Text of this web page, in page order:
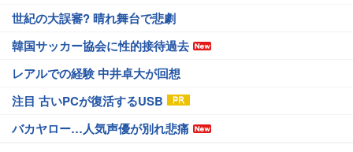
世紀の大誤審? 晴れ舞台で悲劇
韓国サッカー協会に性的接待過去
レアルでの経験 中井卓大が回想
注目 古いPCが復活するUSB
バカヤロー…人気声優が別れ悲痛